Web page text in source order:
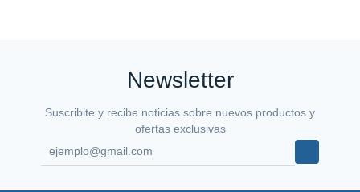
Newsletter
Suscribite y recibe noticias sobre nuevos productos y
ofertas exclusivas